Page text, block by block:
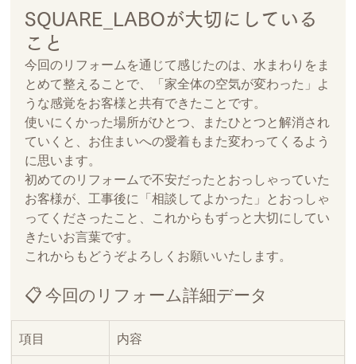
SQUARE_LABOが大切にしている
こと
今回のリフォームを通じて感じたのは、水まわりをま
とめて整えることで、「家全体の空気が変わった」よ
うな感覚をお客様と共有できたことです。
使いにくかった場所がひとつ、またひとつと解消され
ていくと、お住まいへの愛着もまた変わってくるよう
に思います。
初めてのリフォームで不安だったとおっしゃっていた
お客様が、工事後に「相談してよかった」とおっしゃ
ってくださったこと、これからもずっと大切にしてい
きたいお言葉です。
これからもどうぞよろしくお願いいたします。
📋 今回のリフォーム詳細データ
項目 内容